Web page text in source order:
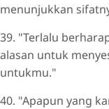
menunjukkan
39. "Terlalu
alasan untuk
untukmu."
40. "Apapun yang